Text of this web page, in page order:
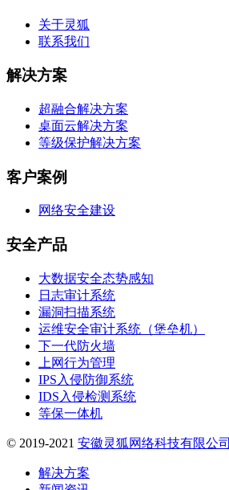
关于灵狐
联系我们
解决方案
超融合解决方案
桌面云解决方案
等级保护解决方案
客户案例
网络安全建设
安全产品
大数据安全态势感知
日志审计系统
漏洞扫描系统
运维安全审计系统（堡垒机）
下一代防火墙
上网行为管理
IPS入侵防御系统
IDS入侵检测系统
等保一体机
© 2019-2021 安徽灵狐网络科技有限公司
解决方案